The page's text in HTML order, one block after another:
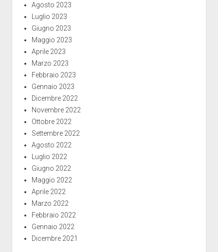
Agosto 2023
Luglio 2023
Giugno 2023
Maggio 2023
Aprile 2023
Marzo 2023
Febbraio 2023
Gennaio 2023
Dicembre 2022
Novembre 2022
Ottobre 2022
Settembre 2022
Agosto 2022
Luglio 2022
Giugno 2022
Maggio 2022
Aprile 2022
Marzo 2022
Febbraio 2022
Gennaio 2022
Dicembre 2021